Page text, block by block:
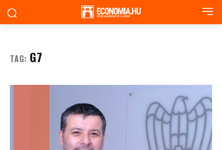
TAG: G7